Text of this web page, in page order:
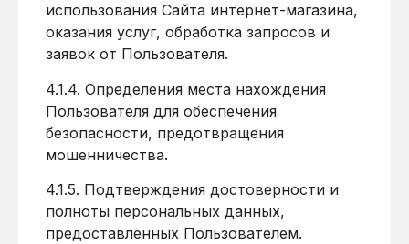
использования Сайта интернет-магазина,
оказания услуг, обработка запросов и
заявок от Пользователя.
4.1.4. Определения места нахождения
Пользователя для обеспечения
безопасности, предотвращения
мошенничества.
4.1.5. Подтверждения достоверности и
полноты персональных данных,
предоставленных Пользователем.